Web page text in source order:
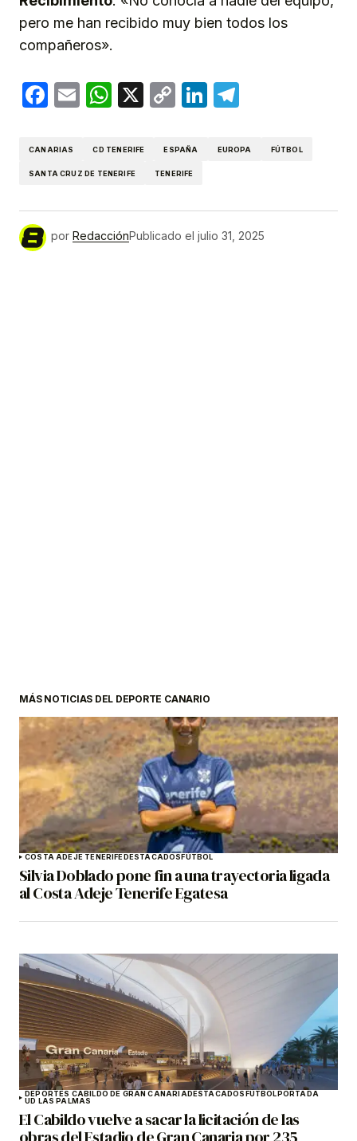
pero me han recibido muy bien todos los
compañeros».
Facebook
EmailWhatsApp
X
CopyLinkedIn
CANARIAS CD TENERIFE ESPAÑA EUROPA FÚTBOL
SANTA CRUZ DE TENERIFE TENERIFE
por RedacciónPublicado el julio 31, 2025
MÁS NOTICIAS DEL DEPORTE CANARIO
COSTA ADEJE TENERIFEDESTACADOSFÚTBOL
Silvia Doblado pone fin a una trayectoria ligada
al Costa Adeje Tenerife Egatesa
DEPORTES CABILDO DE GRAN CANARIADESTACADOSFÚTBOLPORTADA
UD LAS PALMAS
El Cabildo vuelve a sacar la licitación de las